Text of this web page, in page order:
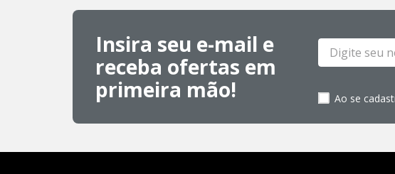
Insira seu e-mail e
receba ofertas em
primeira mão!
Ao se